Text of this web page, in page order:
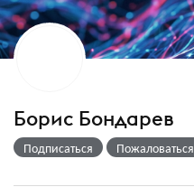
Борис Бондарев
Подписаться Пожаловаться